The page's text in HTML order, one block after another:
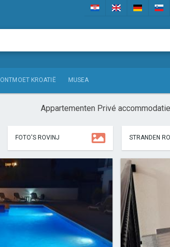
ONTMOET KROATIË MUSEA
Appartementen Privé
FOTO'S ROVINJ STRANDEN